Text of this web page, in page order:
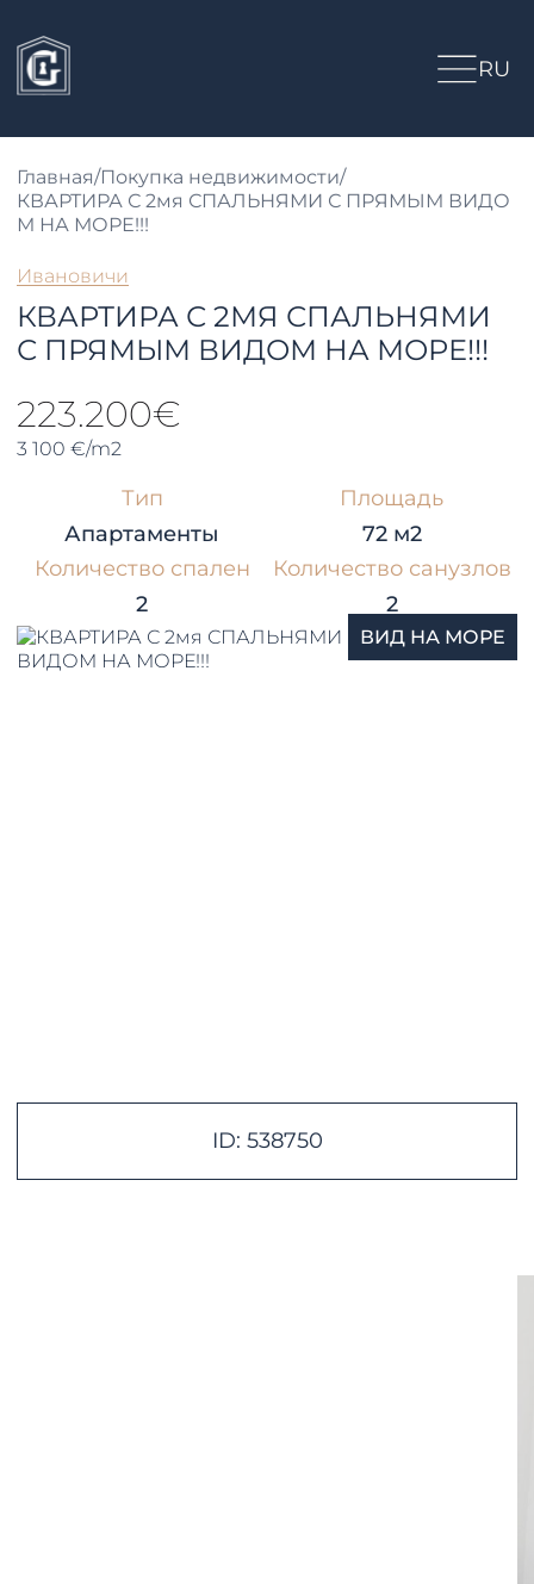
RU
Главная/Покупка недвижимости/
КВАРТИРА С 2мя СПАЛЬНЯМИ С ПРЯМЫМ ВИДО
М НА МОРЕ!!!
Ивановичи
КВАРТИРА С 2МЯ СПАЛЬНЯМИ
С ПРЯМЫМ ВИДОМ НА МОРЕ!!!
223.200€
3 100 €/m2
Тип
Апартаменты
Площадь
72 м2
Количество спален
2
Количество санузлов
2
ВИД НА МОРЕ
ID: 538750